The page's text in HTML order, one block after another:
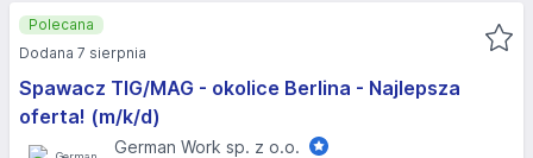
Spawacz TIG/MAG - okolice Berlina - Najlepsza
oferta! (m/k/d)
German Work sp. z o.o.
Polecana
Dodana 7 sierpnia